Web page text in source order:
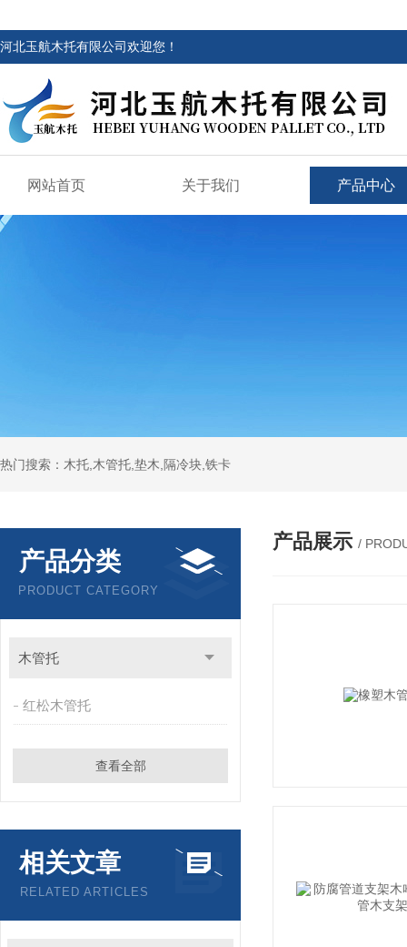
河北玉航木托有限公司欢迎您！
网站首页 关于我们 产品中心
热门搜索：木托,木管托,垫木,隔冷块,铁卡
产品分类
PRODUCT CATEGORY
木管托
红松木管托
查看全部
相关文章
RELATED ARTICLES
产品展示 /